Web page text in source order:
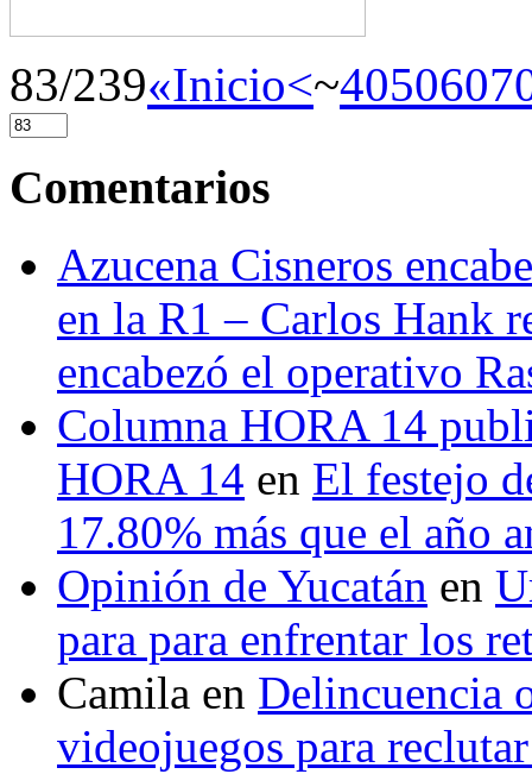
83/239«Inicio<~405060
Comentarios
Azucena Cisneros
en la R1 – Carlos Hank
encabezó el operativo
Columna HORA 14
HORA 14 en El festejo
17.80% más que el año
Opinión de Yucatán en
para para enfrentar los
Camila en Delincuencia
videojuegos para